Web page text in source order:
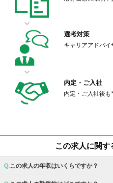
選考対策
キャリアアドバイ
内定・ご入社
内定・ご入社後も
この求人に関す
この求人の年収はいくらですか？